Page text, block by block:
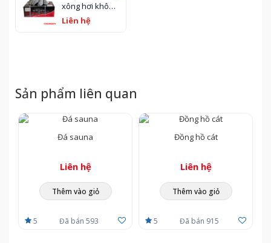
xông hơi khô -
đá sauna
Liên hệ
Sản phẩm liên quan
Đá sauna
Liên hệ
Thêm vào giỏ
5 Đã bán 593
Đồng hồ cát
Liên hệ
Thêm vào giỏ
5 Đã bán 915